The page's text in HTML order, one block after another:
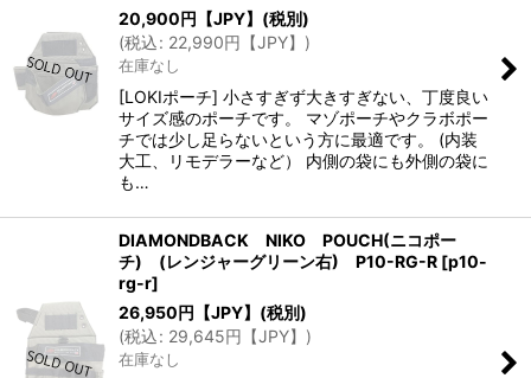
20,900円【JPY】 (税別)
(税込: 22,990円【JPY】 )
在庫なし
[LOKIポーチ] 小さすぎず大きすぎない、丁度良い
サイズ感のポーチです。 マゾポーチやクラボポー
チでは少し足らないという方に最適です。 (内装
大工、リモデラーなど） 内側の袋にも外側の袋に
も…
DIAMONDBACK NIKO POUCH(ニコポー
チ) (レンジャーグリーン右) P10-RG-R [p10-
rg-r]
26,950円【JPY】 (税別)
(税込: 29,645円【JPY】 )
在庫なし